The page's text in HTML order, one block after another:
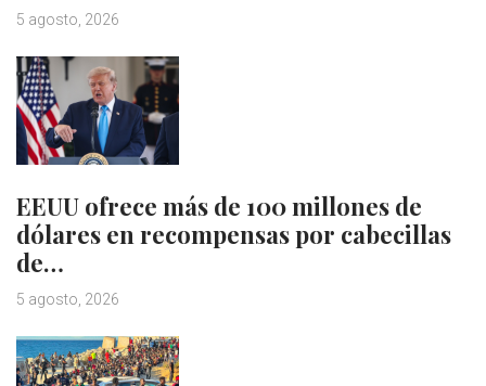
5 agosto, 2026
EEUU ofrece más de 100 millones de
dólares en recompensas por cabecillas
de…
5 agosto, 2026